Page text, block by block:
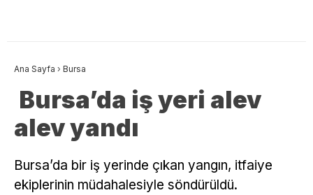
Ana Sayfa › Bursa
Bursa’da iş yeri alev
alev yandı
Bursa’da bir iş yerinde çıkan yangın, itfaiye
ekiplerinin müdahalesiyle söndürüldü.